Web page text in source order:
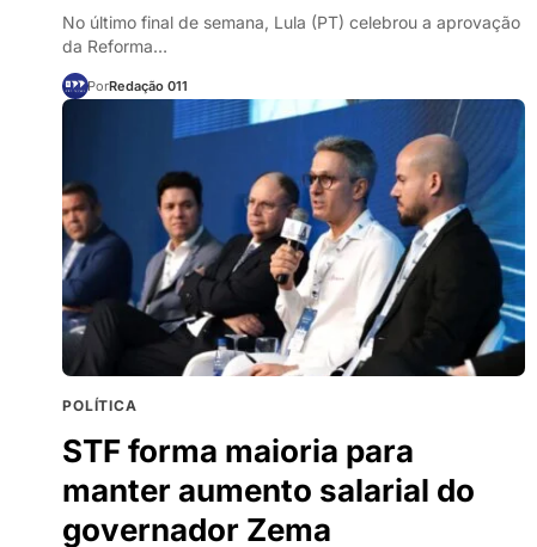
No último final de semana, Lula (PT) celebrou a aprovação
da Reforma…
PorRedação 011
POLÍTICA
STF forma maioria para
manter aumento salarial do
governador Zema